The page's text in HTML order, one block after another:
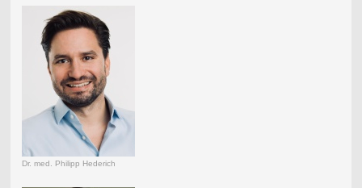
Dr. med. Philipp Hederich